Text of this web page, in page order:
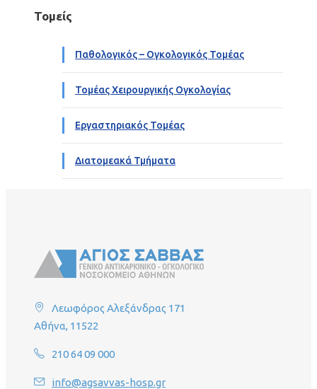
Τομείς
Παθολογικός – Ογκολογικός Τομέας
Τομέας Χειρουργικής Ογκολογίας
Εργαστηριακός Τομέας
Διατομεακά Τμήματα
Λεωφόρος Αλεξάνδρας 171
Αθήνα, 11522
210 64 09 000
info@agsavvas-hosp.gr